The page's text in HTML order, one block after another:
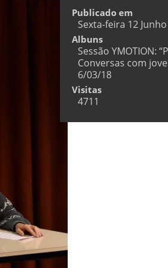
Publicado em
Sexta-feira 12
Albuns
Sessão YMOTION:
Conversas com
6/03/18
Visitas
4711